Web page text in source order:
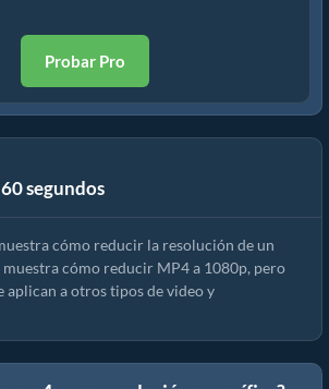
Probar Pro
segundos
de mp4 (Guía sencilla)
cómo reducir la resolución de un
muestra cómo reducir MP4 a 1080p, pero
aplican a otros tipos de video y